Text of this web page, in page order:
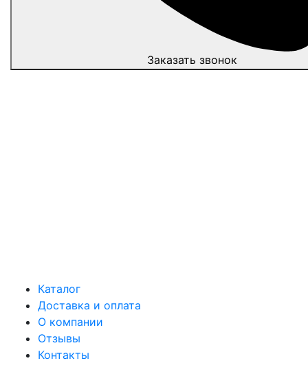
Заказать звонок
Каталог
Доставка и оплата
О компании
Отзывы
Контакты